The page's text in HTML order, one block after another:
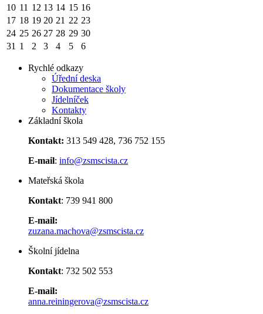
10 11 12 13 14 15 16
17 18 19 20 21 22 23
24 25 26 27 28 29 30
31 1 2 3 4 5 6
Rychlé odkazy
Úřední deska
Dokumentace školy
Jídelníček
Kontakty
Základní škola
Kontakt: 313 549 428, 736 752 155
E-mail: info@zsmscista.cz
Mateřská škola
Kontakt: 739 941 800
E-mail:
zuzana.machova@zsmscista.cz
Školní jídelna
Kontakt: 732 502 553
E-mail:
anna.reiningerova@zsmscista.cz